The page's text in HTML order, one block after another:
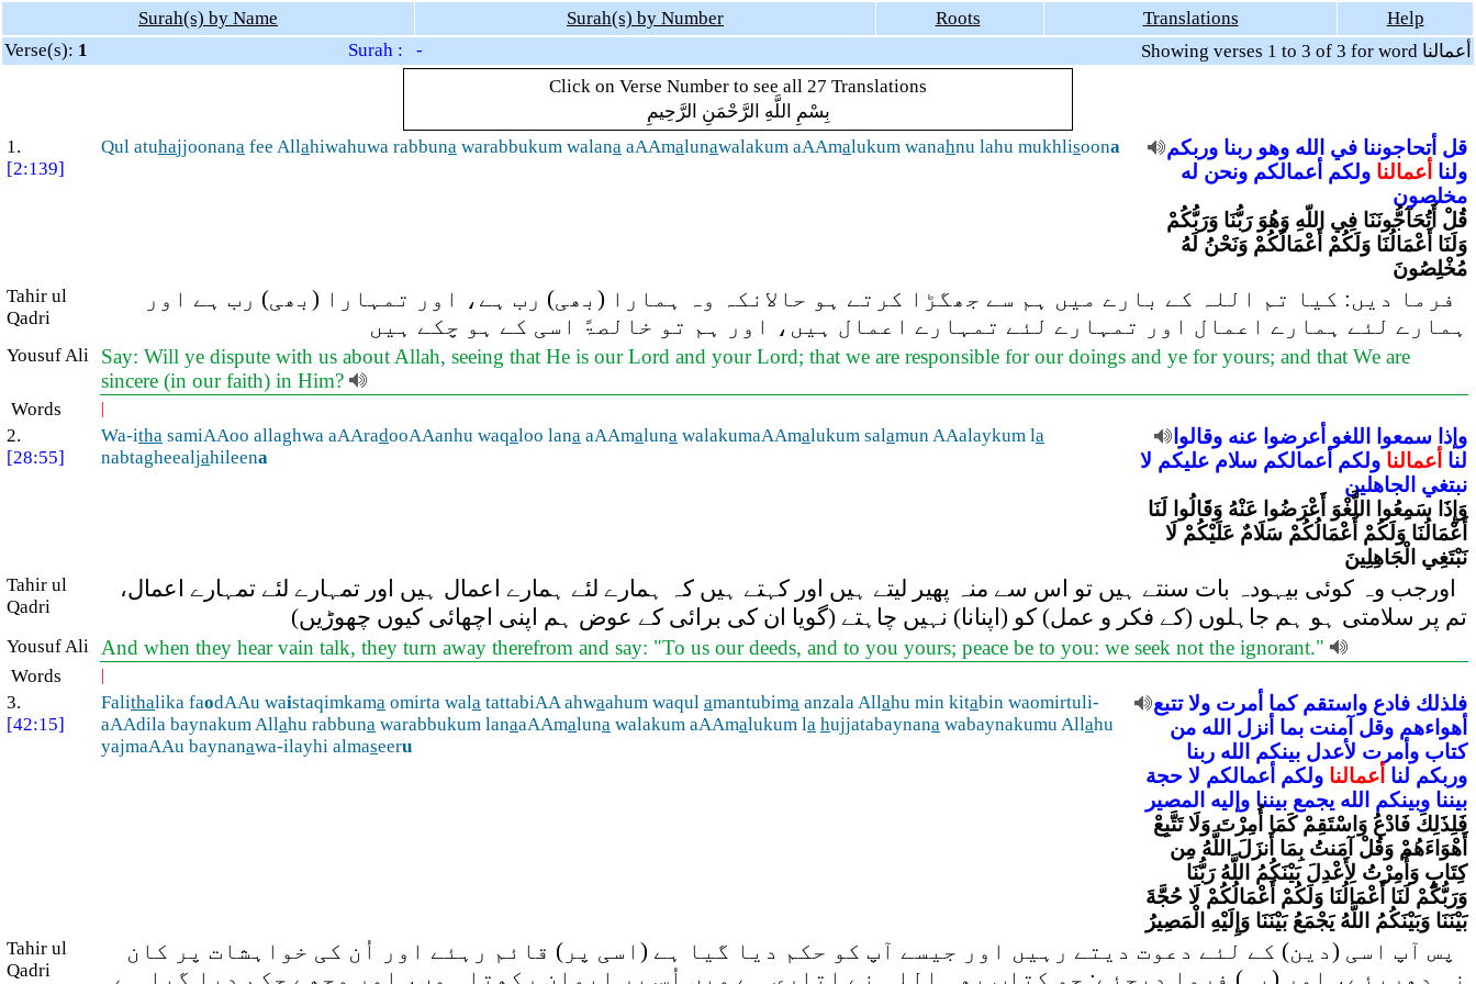
Surah(s) by Name Surah(s) by Number Roots Translations
Help
Verse(s): 1 Surah : -
Showing verses 1 to 3 of 3 for word أعمالنا
Click on Verse Number to see all 27 Translations
بِسْمِ اللَّهِ الرَّحْمَنِ الرَّحِيمِ
1.
[2:139]
Qul atuhajjoonana fee Allahiwahuwa rabbuna warabbukum walana aAAmalunawalakum aAAmalukum wanahnu lahu mukhlisoona قل أتحاجوننا في الله وهو ربنا وربكم
ولنا أعمالنا ولكم أعمالكم ونحن له
مخلصون
قُلْ أَتُحَآجُّونَنَا فِي اللّهِ وَهُوَ رَبُّنَا وَرَبُّكُمْ
وَلَنَا أَعْمَالُنَا وَلَكُمْ أَعْمَالُكُمْ وَنَحْنُ لَهُ
مُخْلِصُونَ
Tahir ul
Qadri
فرما دیں: کیا تم اللہ کے بارے میں ہم سے جھگڑا کرتے ہو حالانکہ وہ ہمارا (بھی) رب ہے، اور تمہارا (بھی) رب ہے اور
ہمارے لئے ہمارے اعمال اور تمہارے لئے تمہارے اعمال ہیں، اور ہم تو خالصۃً اسی کے ہو چکے ہیں
Yousuf Ali
Say: Will ye dispute with us about Allah, seeing that He is our Lord and your Lord; that we are responsible for our doings and ye for yours; and that We are
sincere (in our faith) in Him?
Words |
2.
[28:55]
Wa-itha samiAAoo allaghwa aAAradooAAanhu waqaloo lana aAAmaluna walakumaAAmalukum salamun AAalaykum la
nabtagheealjahileena
وإذا سمعوا اللغو أعرضوا عنه وقالوا
لنا أعمالنا ولكم أعمالكم سلام عليكم لا
نبتغي الجاهلين
وَإِذَا سَمِعُوا اللَّغْوَ أَعْرَضُوا عَنْهُ وَقَالُوا لَنَا
أَعْمَالُنَا وَلَكُمْ أَعْمَالُكُمْ سَلَامٌ عَلَيْكُمْ لَا
نَبْتَغِي الْجَاهِلِينَ
Tahir ul
Qadri
اورجب وہ کوئی بیہودہ بات سنتے ہیں تو اس سے منہ پھیر لیتے ہیں اور کہتے ہیں کہ ہمارے لئے ہمارے اعمال ہیں اور تمہارے لئے تمہارے اعمال،
تم پر سلامتی ہو ہم جاہلوں (کے فکر و عمل) کو (اپنانا) نہیں چاہتے (گویا ان کی برائی کے عوض ہم اپنی اچھائی کیوں چھوڑیں)
Yousuf Ali And when they hear vain talk, they turn away therefrom and say: "To us our deeds, and to you yours; peace be to you: we seek not the ignorant."
Words |
3.
[42:15]
Falithalika faodAAu waistaqimkama omirta wala tattabiAA ahwaahum waqul amantubima anzala Allahu min kitabin waomirtuli-
aAAdila baynakum Allahu rabbuna warabbukum lanaaAAmaluna walakum aAAmalukum la hujjatabaynana wabaynakumu Allahu
yajmaAAu baynanawa-ilayhi almaseeru
فلذلك فادع واستقم كما أمرت ولا تتبع
أهواءهم وقل آمنت بما أنزل الله من
كتاب وأمرت لأعدل بينكم الله ربنا
وربكم لنا أعمالنا ولكم أعمالكم لا حجة
بيننا وبينكم الله يجمع بيننا وإليه المصير
فَلِذَلِكَ فَادْعُ وَاسْتَقِمْ كَمَا أُمِرْتَ وَلَا تَتَّبِعْ
أَهْوَاءَهُمْ وَقُلْ آمَنتُ بِمَا أَنزَلَ اللَّهُ مِن
كِتَابٍ وَأُمِرْتُ لِأَعْدِلَ بَيْنَكُمُ اللَّهُ رَبُّنَا
وَرَبُّكُمْ لَنَا أَعْمَالُنَا وَلَكُمْ أَعْمَالُكُمْ لَا حُجَّةَ
بَيْنَنَا وَبَيْنَكُمُ اللَّهُ يَجْمَعُ بَيْنَنَا وَإِلَيْهِ الْمَصِيرُ
Tahir ul
Qadri
پس آپ اسی (دین) کے لئے دعوت دیتے رہیں اور جیسے آپ کو حکم دیا گیا ہے (اسی پر) قائم رہئے اور اُن کی خواہشات پر کان
نہ دھریئے، اور (یہ) فرما دیجئے: جو کتاب بھی اللہ نے اتاری ہے میں اُس پر ایمان رکھتا ہوں، اور مجھے حکم دیا گیا ہے